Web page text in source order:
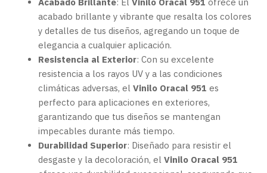
acabado brillante y vibrante que resalta los colores
y detalles de tus diseños, agregando un toque de
elegancia a cualquier aplicación.
Resistencia al Exterior: Con su excelente
resistencia a los rayos UV y a las condiciones
climáticas adversas, el Vinilo Oracal 951 es
perfecto para aplicaciones en exteriores,
garantizando que tus diseños se mantengan
impecables durante más tiempo.
Durabilidad Superior: Diseñado para resistir el
desgaste y la decoloración, el Vinilo Oracal 951